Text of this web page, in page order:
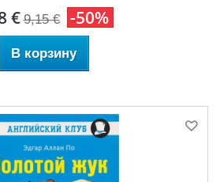
€ 9,15 € -50%
В корзину